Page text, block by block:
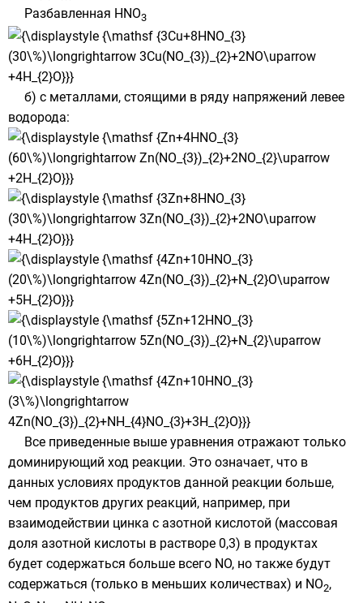
Разбавленная HNO3
б) с металлами, стоящими в ряду напряжений левее
водорода:
Все приведенные выше уравнения отражают только
доминирующий ход реакции. Это означает, что в
данных условиях продуктов данной реакции больше,
чем продуктов других реакций, например, при
взаимодействии цинка с азотной кислотой (массовая
доля азотной кислоты в растворе 0,3) в продуктах
будет содержаться больше всего NO, но также будут
содержаться (только в меньших количествах) и NO2,